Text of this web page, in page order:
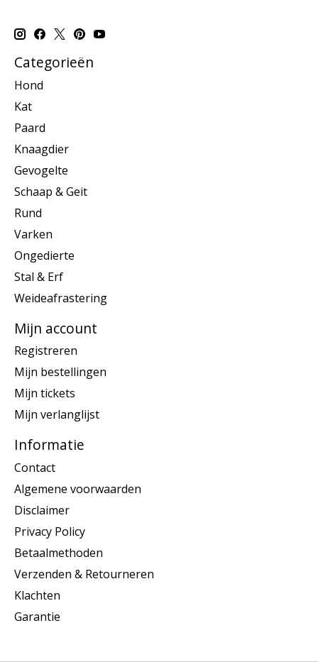
Categorieën
Hond
Kat
Paard
Knaagdier
Gevogelte
Schaap & Geit
Rund
Varken
Ongedierte
Stal & Erf
Weideafrastering
Mijn account
Registreren
Mijn bestellingen
Mijn tickets
Mijn verlanglijst
Informatie
Contact
Algemene voorwaarden
Disclaimer
Privacy Policy
Betaalmethoden
Verzenden & Retourneren
Klachten
Garantie